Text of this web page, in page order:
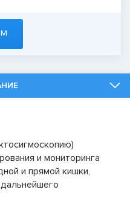
и мониторинга
и прямой кишки,